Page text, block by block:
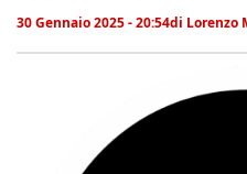
30 Gennaio 2025 - 20:54di Lorenzo